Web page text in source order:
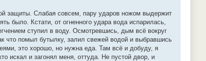
защиты. Слабая совсем, пару ударов ножом выдержит
было. Кстати, от огненного удара вода испарилась,
ступил в воду. Осмотревшись, дым всё вокруг
что помыл бутылку, залил свежей водой и выбравшись
это хорошо, но нужна еда. Там всё и добуду, я
искал и загонял меня, оттуда. Не пустой двор, и